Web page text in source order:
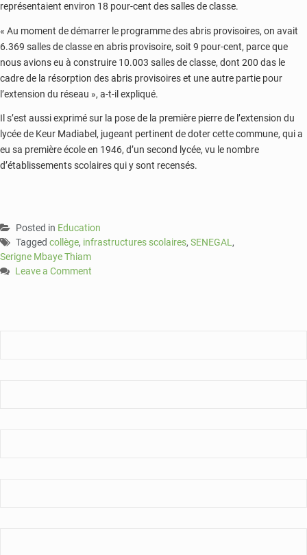
représentaient environ 18 pour-cent des salles de classe.
« Au moment de démarrer le programme des abris provisoires, on avait
6.369 salles de classe en abris provisoire, soit 9 pour-cent, parce que
nous avions eu à construire 10.003 salles de classe, dont 200 das le
cadre de la résorption des abris provisoires et une autre partie pour
l’extension du réseau », a-t-il expliqué.
Il s’est aussi exprimé sur la pose de la première pierre de l’extension du
lycée de Keur Madiabel, jugeant pertinent de doter cette commune, qui a
eu sa première école en 1946, d’un second lycée, vu le nombre
d’établissements scolaires qui y sont recensés.
Posted in Education
Tagged collège, infrastructures scolaires, SENEGAL ,
Serigne Mbaye Thiam
Leave a Comment